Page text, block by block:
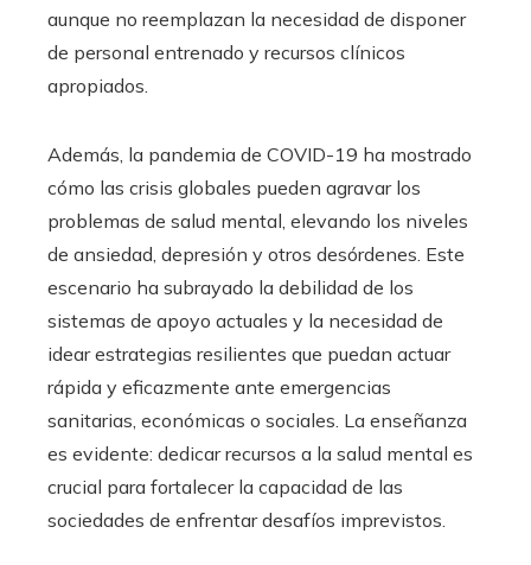
aunque no reemplazan la necesidad de disponer
de personal entrenado y recursos clínicos
apropiados.
Además, la pandemia de COVID-19 ha mostrado
cómo las crisis globales pueden agravar los
problemas de salud mental, elevando los niveles
de ansiedad, depresión y otros desórdenes. Este
escenario ha subrayado la debilidad de los
sistemas de apoyo actuales y la necesidad de
idear estrategias resilientes que puedan actuar
rápida y eficazmente ante emergencias
sanitarias, económicas o sociales. La enseñanza
es evidente: dedicar recursos a la salud mental es
crucial para fortalecer la capacidad de las
sociedades de enfrentar desafíos imprevistos.